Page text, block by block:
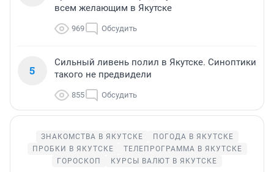
всем желающим в Якутске
969 Обсудить
5
Сильный ливень полил в Якутске. Синоптики
такого не предвидели
855 Обсудить
ЗНАКОМСТВА В ЯКУТСКЕ
ПОГОДА В ЯКУТСКЕ
ПРОБКИ В ЯКУТСКЕ
ТЕЛЕПРОГРАММА В ЯКУТСКЕ
ГОРОСКОП
КУРСЫ ВАЛЮТ В ЯКУТСКЕ